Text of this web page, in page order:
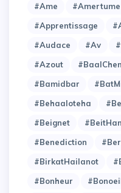
#Ame
#Amertume
#Apprentissage
#Audace
#Av
#Azout
#Bamidbar
#Behaaloteha
#Beignet
#Benediction
#BirkatHailanot
#Bonheur